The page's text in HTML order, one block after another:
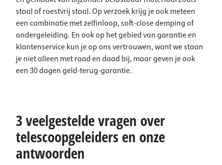
staal of roestvrij staal. Op verzoek krijg je ook meteen
een combinatie met zelfinloop, soft-close demping of
ondergeleiding. En ook op het gebied van garantie en
klantenservice kun je op ons vertrouwen, want we staan
je niet alleen met raad en daad bij, maar geven je ook
een 30 dagen geld-terug-garantie.
3 veelgestelde vragen over
telescoopgeleiders en onze
antwoorden